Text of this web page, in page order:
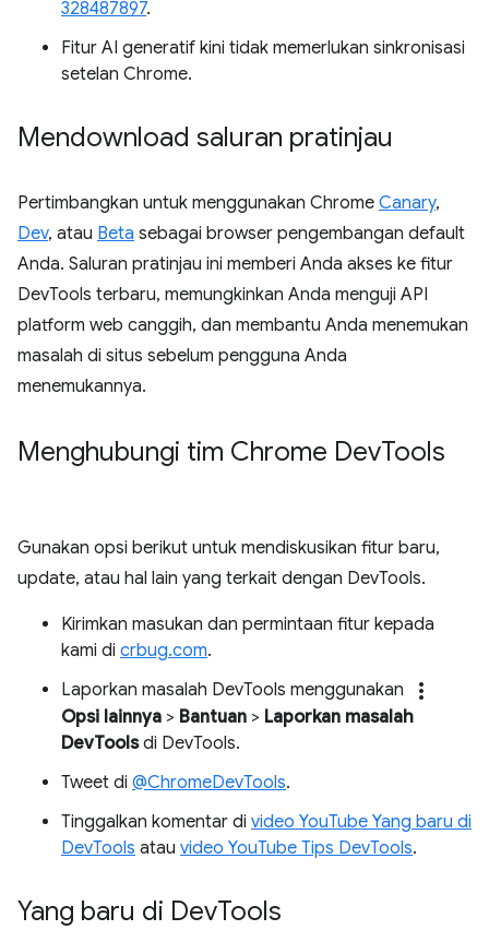
328487897.
Fitur AI generatif kini tidak memerlukan sinkronisasi
setelan Chrome.
Mendownload saluran pratinjau
Pertimbangkan untuk menggunakan Chrome Canary,
Dev, atau Beta sebagai browser pengembangan default
Anda. Saluran pratinjau ini memberi Anda akses ke fitur
DevTools terbaru, memungkinkan Anda menguji API
platform web canggih, dan membantu Anda menemukan
masalah di situs sebelum pengguna Anda
menemukannya.
Menghubungi tim Chrome DevTools
Gunakan opsi berikut untuk mendiskusikan fitur baru,
update, atau hal lain yang terkait dengan DevTools.
Kirimkan masukan dan permintaan fitur kepada
kami di crbug.com.
Laporkan masalah DevTools menggunakan
more_vert
Opsi lainnya > Bantuan > Laporkan masalah
DevToolsdi DevTools.
Tweet di @ChromeDevTools.
Tinggalkan komentar di video YouTube Yang baru di
DevTools atau video YouTube Tips DevTools.
Yang baru di DevTools